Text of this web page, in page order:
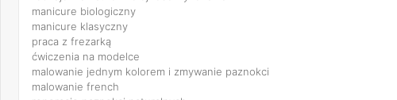
manicure biologiczny
manicure klasyczny
praca z frezarką
ćwiczenia na modelce
malowanie jednym kolorem i zmywanie paznokci
malowanie french